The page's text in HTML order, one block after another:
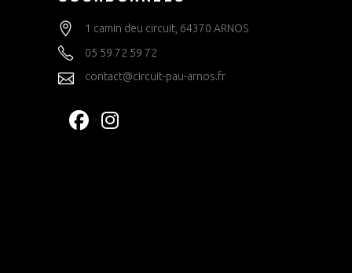
1 camin deu circuit, 64370 ARNOS
05 59 72 59 72
contact@circuit-pau-arnos.fr